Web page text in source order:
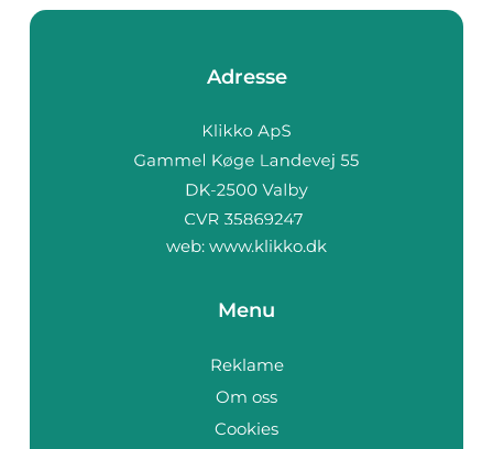
Adresse
web: www.klikko.dk
Menu
Reklame
Om oss
Cookies